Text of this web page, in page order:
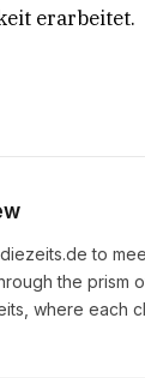
erarbeitet.
to
the prism
where each